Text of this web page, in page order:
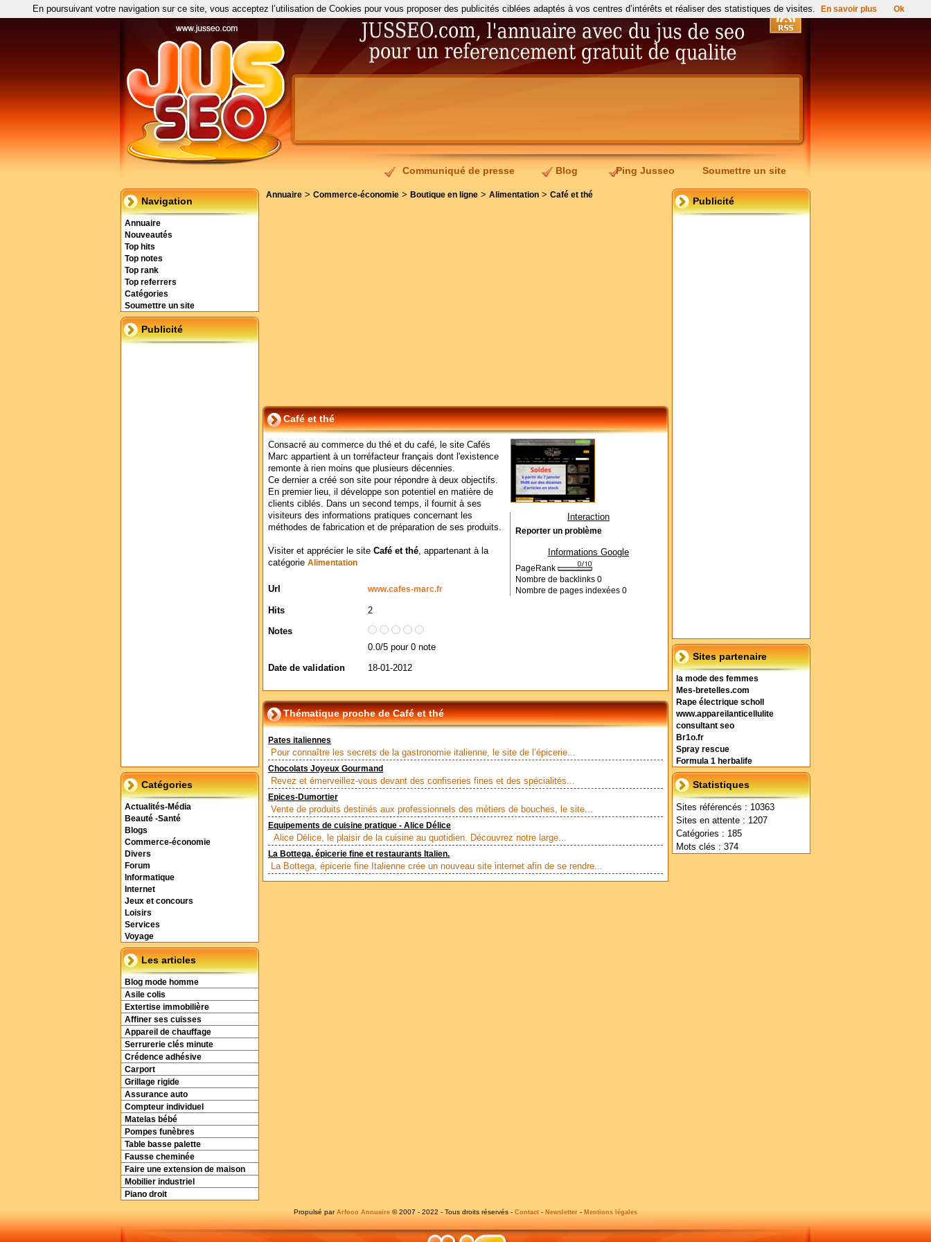
Communiqué de presse Blog Ping Jusseo Soumettre un site
Navigation
Annuaire
Nouveautés
Top hits
Top notes
Top rank
Top referrers
Catégories
Soumettre un site
Publicité
Catégories
Actualités-Média
Beauté -Santé
Blogs
Commerce-économie
Divers
Forum
Informatique
Internet
Jeux et concours
Loisirs
Services
Voyage
Les articles
Blog mode homme
Asile colis
Extertise immobilière
Affiner ses cuisses
Appareil de chauffage
Serrurerie clés minute
Crédence adhésive
Carport
Grillage rigide
Assurance auto
Compteur individuel
Matelas bébé
Pompes funèbres
Table basse palette
Fausse cheminée
Faire une extension de maison
Mobilier industriel
Piano droit
Publicité
Sites partenaire
la mode des femmes
Mes-bretelles.com
Rape électrique scholl
www.appareilanticellulite
consultant seo
Br1o.fr
Spray rescue
Formula 1 herbalife
Statistiques
Sites référencés : 10363
Sites en attente : 1207
Catégories : 185
Mots clés : 374
Annuaire > Commerce-économie > Boutique en ligne > Alimentation > Café et thé
Café et thé
Consacré au commerce du thé et du café, le site Cafés
Marc appartient à un torréfacteur français dont l'existence
remonte à rien moins que plusieurs décennies.
Ce dernier a créé son site pour répondre à deux objectifs.
En premier lieu, il développe son potentiel en matière de
clients ciblés. Dans un second temps, il fournit à ses
visiteurs des informations pratiques concernant les
méthodes de fabrication et de préparation de ses produits.
Visiter et apprécier le site Café et thé, appartenant à la
catégorie Alimentation
Url www.cafes-marc.fr
Hits
2
Notes
0.0/5 pour 0 note
Date de validation
18-01-2012
Interaction
Reporter un problème
Informations Google
PageRank
Nombre de backlinks 0
Nombre de pages indexées 0
Thématique proche de Café et thé
Pates italiennes
Pour connaître les secrets de la gastronomie italienne, le site de l’épicerie...
Chocolats Joyeux Gourmand
Revez et émerveillez-vous devant des confiseries fines et des spécialités...
Epices-Dumortier
Vente de produits destinés aux professionnels des métiers de bouches, le site...
Equipements de cuisine pratique - Alice Délice
Alice Délice, le plaisir de la cuisine au quotidien. Découvrez notre large...
La Bottega, épicerie fine et restaurants Italien.
La Bottega, épicerie fine Italienne crée un nouveau site internet afin de se rendre...
Propulsé par Arfooo Annuaire © 2007 - 2022 - Tous droits réservés - Contact - Newsletter - Mentions légales
En poursuivant votre navigation sur ce site, vous acceptez l’utilisation de Cookies pour vous proposer des publicités ciblées adaptés à vos centres d’intérêts et réaliser des statistiques de visites. En savoir plus Ok